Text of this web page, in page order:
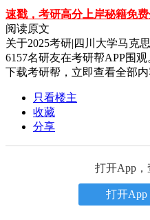
速戳，考研高分上岸秘籍免
阅读原文
关于2025考研|四川大学马克
6157名研友在考研帮APP围观
下载考研帮，立即查看全部内
只看楼主
收藏
分享
打开App，
打开